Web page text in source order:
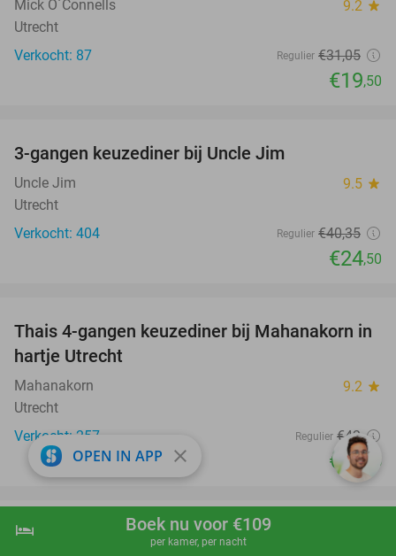
shopping_cart Boek nu
hotel Boek nu voor €109
per kamer, per nacht
Mick O´Connells 9.2 star
Utrecht
Verkocht: 87
Regulier €31,05
€19,50
3-gangen keuzediner bij Uncle Jim
Uncle Jim 9.5 star
Utrecht
Verkocht: 404
Regulier €40,35
€24,50
41%
Thais 4-gangen keuzediner bij Mahanakorn in
hartje Utrecht
Mahanakorn 9.2 star
Utrecht
Verkocht: 257
Regulier €42
€24,95
All-You-Can-Eat-diner (zonder tijdslimiet)
OPEN IN APP close